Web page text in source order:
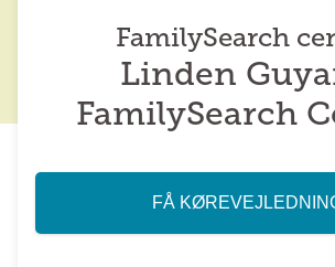
FamilySearch
Linden
FamilySearch
FÅ